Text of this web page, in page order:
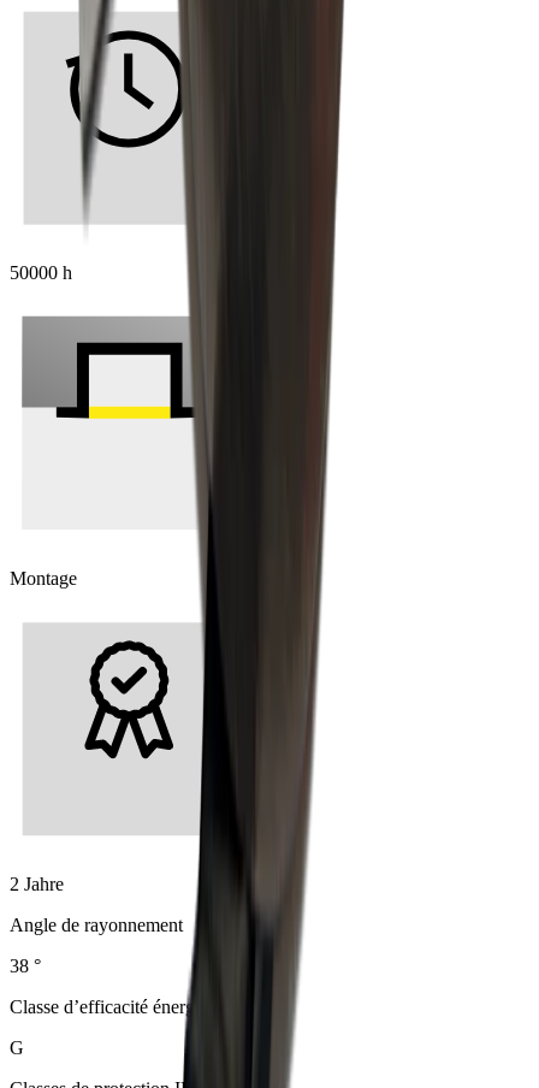
50000 h
Montage
2 Jahre
Angle de rayonnement
38 °
Classe d’efficacité énergétique
G